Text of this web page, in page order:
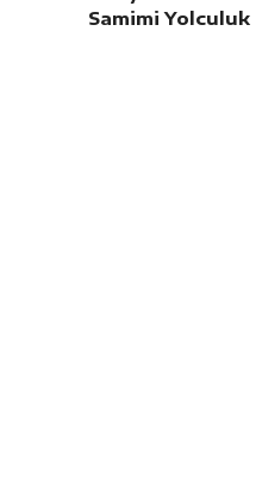
Samimi Yolculuk